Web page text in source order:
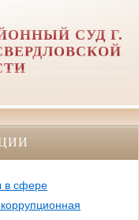
СУД Г.
в сфере